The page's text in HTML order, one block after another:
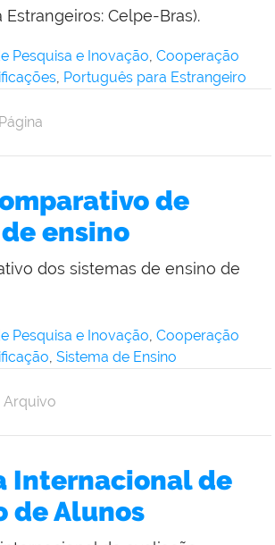
Celpe-Bras).
Pesquisa e Inovação, Cooperação
, Português para Estrangeiro
Página
de
ensino
dos sistemas de ensino de
Pesquisa e Inovação, Cooperação
, Sistema de Ensino
Arquivo
Internacional de
de Alunos